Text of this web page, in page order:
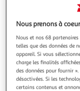
Nous prenons à
Nous et nos 68
telles que des données de
appareil. Si vous
charge les finalités
des données pour fournir
désactivées. Si les
certains contenus et